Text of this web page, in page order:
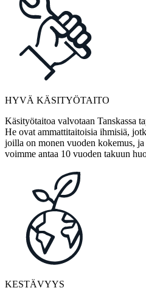
HYVÄ KÄSITYÖTAITO
Käsityötaitoa valvotaan Tanskassa
He ovat ammattitaitoisia ihmisiä,
joilla on monen vuoden kokemus,
voimme antaa 10 vuoden takuun
KESTÄVYYS